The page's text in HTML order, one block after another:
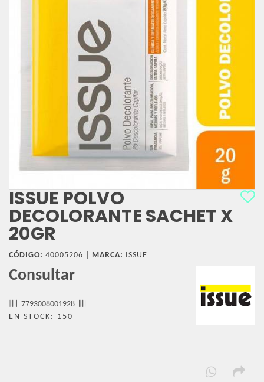
ISSUE POLVO
DECOLORANTE SACHET X
20GR
CÓDIGO: 40005206 | MARCA: ISSUE
Consultar
7793008001928
EN STOCK: 150